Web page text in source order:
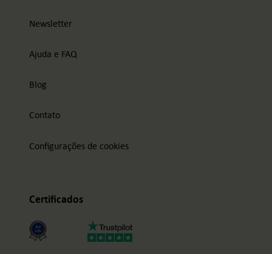
Newsletter
Ajuda e FAQ
Blog
Contato
Configurações de cookies
Certificados